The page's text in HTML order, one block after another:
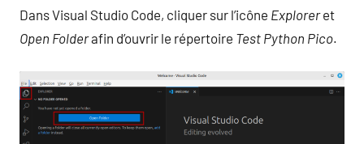
Dans Visual Studio Code, cliquer sur l’icône Exploreret
Open Folderafin d’ouvrir le répertoire Test Python Pico.